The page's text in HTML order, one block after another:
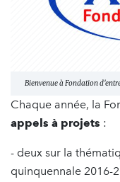
Bienvenue à Fondation
Chaque année, la
appels à projets :
- deux sur la
quinquennale 2016-